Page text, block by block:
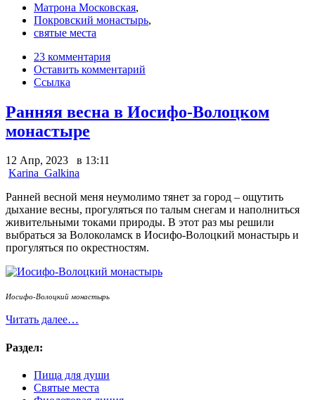
Матрона Московская,
Покровский монастырь,
святые места
23 комментария
Оставить комментарий
Ссылка
Ранняя весна в Иосифо-Волоцком
монастыре
12 Апр, 2023 в 13:11
Karina_Galkina
Ранней весной меня неумолимо тянет за город – ощутить
дыхание весны, прогуляться по талым снегам и наполниться
живительными токами природы. В этот раз мы решили
выбраться за Волоколамск в Иосифо-Волоцкий монастырь и
прогуляться по окрестностям.
Иосифо-Волоцкий монастырь
Читать далее…
Раздел:
Пища для души
Святые места